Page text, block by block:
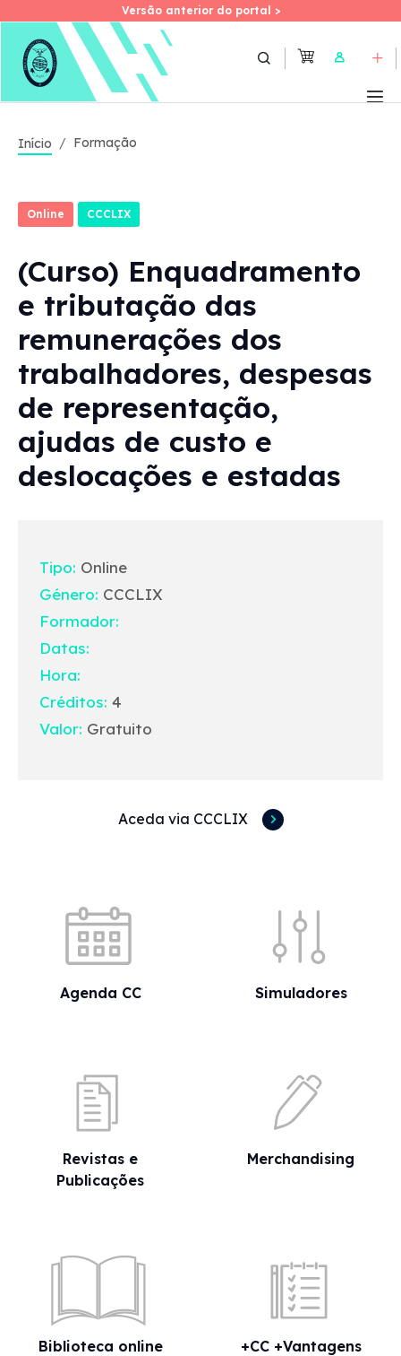
Skip
Versão anterior do portal >
Versão anterior do portal >
User
Início Formação
Online CCCLIX
(Curso) Enquadramento
e tributação das
remunerações dos
trabalhadores, despesas
de representação,
ajudas de custo e
deslocações e estadas
Tipo: Online
Género: CCCLIX
Formador:
Datas:
Hora:
Créditos: 4
Valor: Gratuito
Aceda via CCCLIX
Agenda CC Simuladores
Revistas e
Publicações
Merchandising
Biblioteca online +CC +Vantagens